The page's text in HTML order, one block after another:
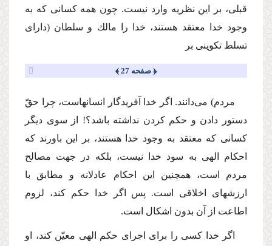
قبلى، بر این نظریه وارد نیست. چون همه كسانى كه به
وجود خدا معتقد هستند، خدا را مالك و سلطان (داراى
تسلط تكوینى بر
﴿ صفحه 27 ﴾
مردم) مى‌دانند. اگر خدا آفریدگار انسانهاست، چرا حقّ
دستور دادن و حكم كردن نداشته باشد؟! از سوى دیگر
كسانى كه معتقد به وجود خدا هستند، بر این باورند كه
احكام الهى به سود خدا نیست، بلكه در جهت مصالح
مردم است، همچنین این احكام عادلانه و مطابق با
ارزشهاى اخلاقى است. پس اگر خدا حكم كند، لزوم
اطاعت از آن بدون اشكال است.
اگر خدا كسى را براى اجراى حكم الهى معیّن كند، او